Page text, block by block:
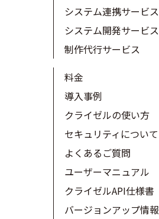
システム連携サービス
システム開発サービス
制作代行サービス
料金
導入事例
クライゼルの使い方
セキュリティについて
よくあるご質問
ユーザーマニュアル
クライゼルAPI仕様書
バージョンアップ情報